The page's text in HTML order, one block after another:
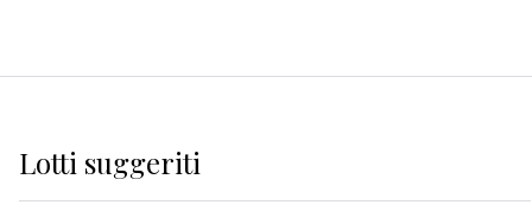
Lotti suggeriti